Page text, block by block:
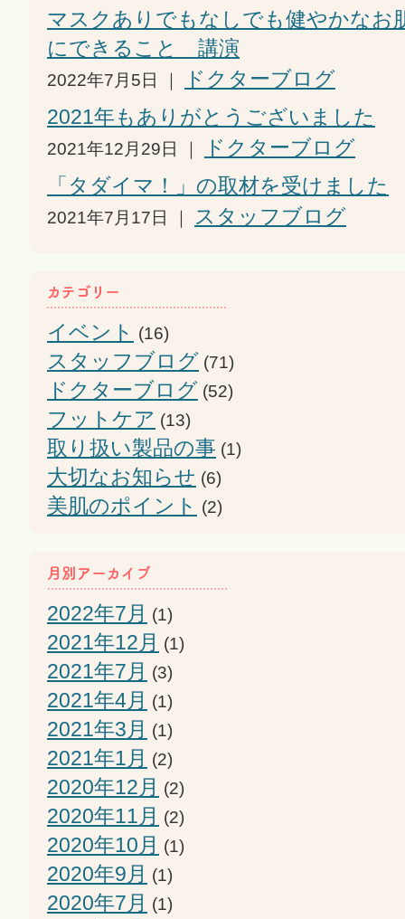
マスクありでもなしでも健やかなお
にできること 講演
2022年7月5日 ｜
ドクターブログ
2021年もありがとうございました
2021年12月29日 ｜
ドクターブログ
「タダイマ！」の取材を受けました
2021年7月17日 ｜ スタッフブログ
イベント (16)
スタッフブログ (71)
ドクターブログ (52)
フットケア (13)
取り扱い製品の事 (1)
大切なお知らせ (6)
美肌のポイント (2)
2022年7月 (1)
2021年12月 (1)
2021年7月 (3)
2021年4月 (1)
2021年3月 (1)
2021年1月 (2)
2020年12月 (2)
2020年11月 (2)
2020年10月 (1)
2020年9月 (1)
2020年7月 (1)